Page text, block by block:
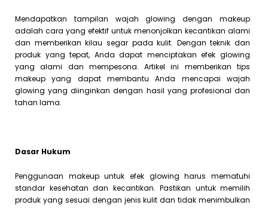
Mendapatkan tampilan wajah glowing dengan makeup
adalah cara yang efektif untuk menonjolkan kecantikan alami
dan memberikan kilau segar pada kulit. Dengan teknik dan
produk yang tepat, Anda dapat menciptakan efek glowing
yang alami dan mempesona. Artikel ini memberikan tips
makeup yang dapat membantu Anda mencapai wajah
glowing yang diinginkan dengan hasil yang profesional dan
tahan lama.
Dasar Hukum
Penggunaan makeup untuk efek glowing harus mematuhi
standar kesehatan dan kecantikan. Pastikan untuk memilih
produk yang sesuai dengan jenis kulit dan tidak menimbulkan